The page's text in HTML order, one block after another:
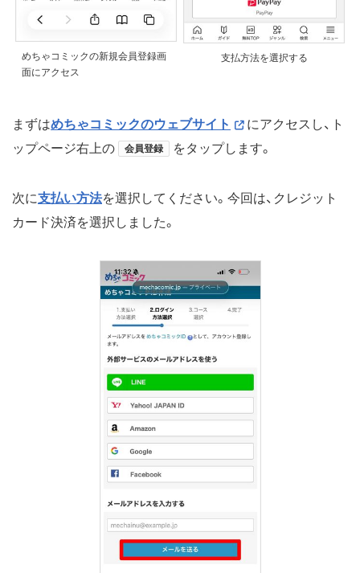
めちゃコミックの新規会員登録画
面にアクセス
支払方法を選択する
まずはめちゃコミックのウェブサイト
にアクセスし、ト
ップページ右上の
会員登録 をタップします。
次に支払い方法を選択してください。今回は、クレジット
カード決済を選択しました。